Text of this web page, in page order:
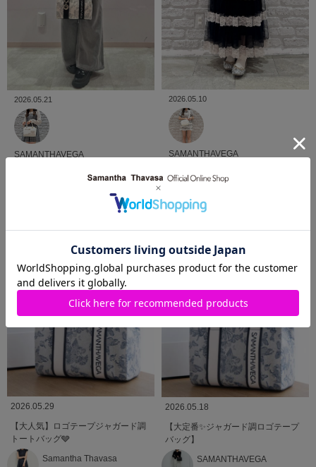
2026.05.21
SAMANTHAVEGA
2026.05.10
SAMANTHAVEGA
*.𝝑𝝔
VIEW MORE
SHOP BLOG
2026.05.29
【大人気】ロゴテープジャガード調
トートバッグ🩶
Samantha Thavasa
2026.05.18
【大定番✨️ジャガード調ロゴテープ
バッグ】
SAMANTHAVEGA